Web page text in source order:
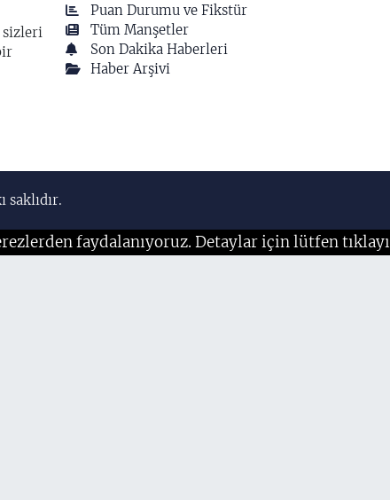
sizleri
Puan Durumu ve Fikstür
Tüm Manşetler
Son Dakika Haberleri
Haber Arşivi
faydalanıyoruz. Detaylar için lütfen